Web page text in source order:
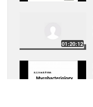
01:20:12